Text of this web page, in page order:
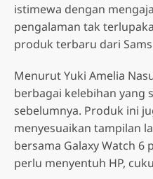
Smartphone
A Series
istimewa dengan
pengalaman tak
produk terbaru dari
Menurut Yuki Amelia
berbagai kelebihan yang
sebelumnya. Produk ini
menyesuaikan tampilan
bersama Galaxy Watch
perlu menyentuh HP,